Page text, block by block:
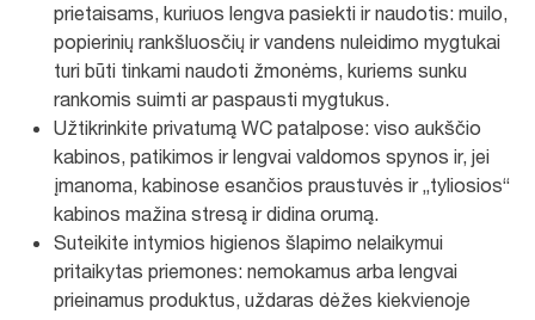
prietaisams, kuriuos lengva pasiekti ir naudotis: muilo,
popierinių rankšluosčių ir vandens nuleidimo mygtukai
turi būti tinkami naudoti žmonėms, kuriems sunku
rankomis suimti ar paspausti mygtukus.
Užtikrinkite privatumą WC patalpose: viso aukščio
kabinos, patikimos ir lengvai valdomos spynos ir, jei
įmanoma, kabinose esančios praustuvės ir „tyliosios“
kabinos mažina stresą ir didina orumą.
Suteikite intymios higienos šlapimo nelaikymui
pritaikytas priemones: nemokamus arba lengvai
prieinamus produktus, uždaras dėžes kiekvienoje